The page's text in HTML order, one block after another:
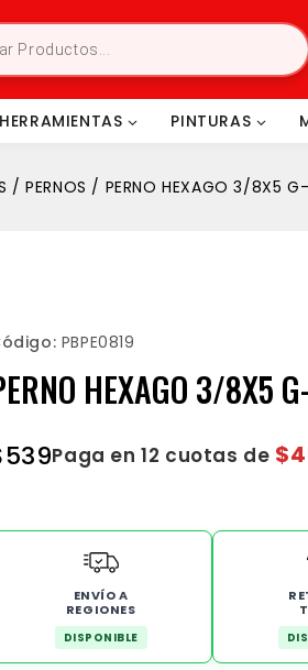
HERRAMIENTAS PINTURAS
/ PERNOS / PERNO HEXAGO 3/8X5
PBPE0819
HEXAGO 3/8X5
539Paga en 12 cuotas de
ENVÍO A
REGIONES
DISPONIBLE